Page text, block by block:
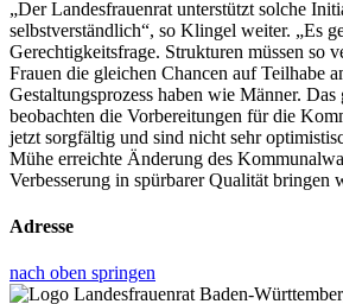
„Der Landesfrauenrat unterstützt solche
selbstverständlich“, so Klingel weiter. „Es
Gerechtigkeitsfrage. Strukturen müssen so
Frauen die gleichen Chancen auf Teilhabe
Gestaltungsprozess haben wie Männer.
beobachten die Vorbereitungen für die
jetzt sorgfältig und sind nicht sehr
Mühe erreichte Änderung des
Verbesserung in spürbarer Qualität bringen
Adresse
nach oben springen